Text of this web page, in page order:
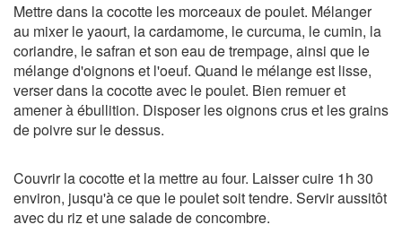
Mettre dans la cocotte les morceaux de poulet. Mélanger
au mixer le yaourt, la cardamome, le curcuma, le cumin, la
coriandre, le safran et son eau de trempage, ainsi que le
mélange d'oignons et l'oeuf. Quand le mélange est lisse,
verser dans la cocotte avec le poulet. Bien remuer et
amener à ébullition. Disposer les oignons crus et les grains
de poivre sur le dessus.
Couvrir la cocotte et la mettre au four. Laisser cuire 1h 30
environ, jusqu'à ce que le poulet soit tendre. Servir aussitôt
avec du riz et une salade de concombre.